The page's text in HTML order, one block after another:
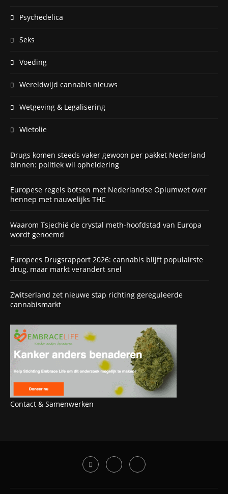
Psychedelica
Seks
Voeding
Wereldwijd cannabis nieuws
Wetgeving & Legalisering
Wietolie
Drugs komen steeds vaker gewoon per pakket Nederland
binnen: politiek wil opheldering
Europese regels botsen met Nederlandse Opiumwet over
hennep met nauwelijks THC
Waarom Tsjechië de crystal meth-hoofdstad van Europa
wordt genoemd
Europees Drugsrapport 2026: cannabis blijft populairste
drug, maar markt verandert snel
Zwitserland zet nieuwe stap richting gereguleerde
cannabismarkt
Contact & Samenwerken